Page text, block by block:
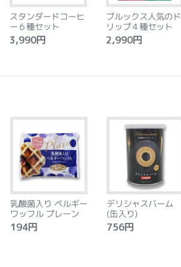
スタンダードコーヒ
ー６種セット
3,990円
ブルックス人気のド
リップ４種セット
2,990円
乳酸菌入り ベルギー
ワッフル プレーン
194円
デリシャスバーム
(缶入り)
756円